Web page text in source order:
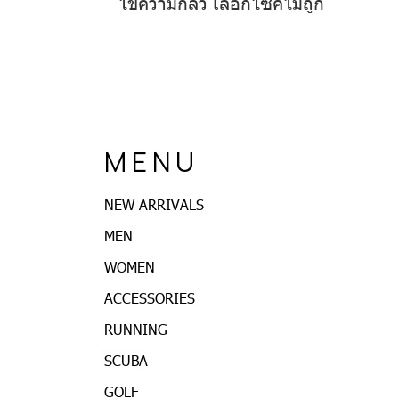
M E N U
NEW ARRIVALS
MEN
WOMEN
ACCESSORIES
RUNNING
SCUBA
GOLF